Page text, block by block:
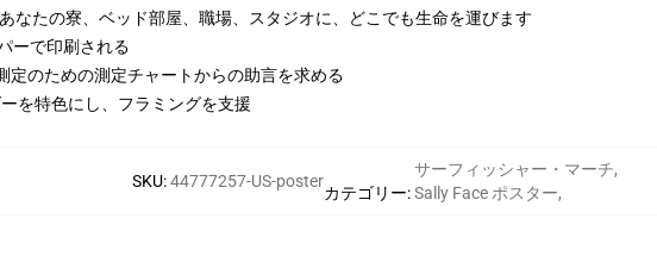
なたの寮、ベッド部屋、職場、スタジオに、どこでも生命を運びます
ーで印刷される
定のための測定チャートからの助言を求める
を特色にし、フラミングを支援
SKU:44777257-US-poster
カテゴリー:
サーフィッシャー・マーチ,
Sally Face ポスター,